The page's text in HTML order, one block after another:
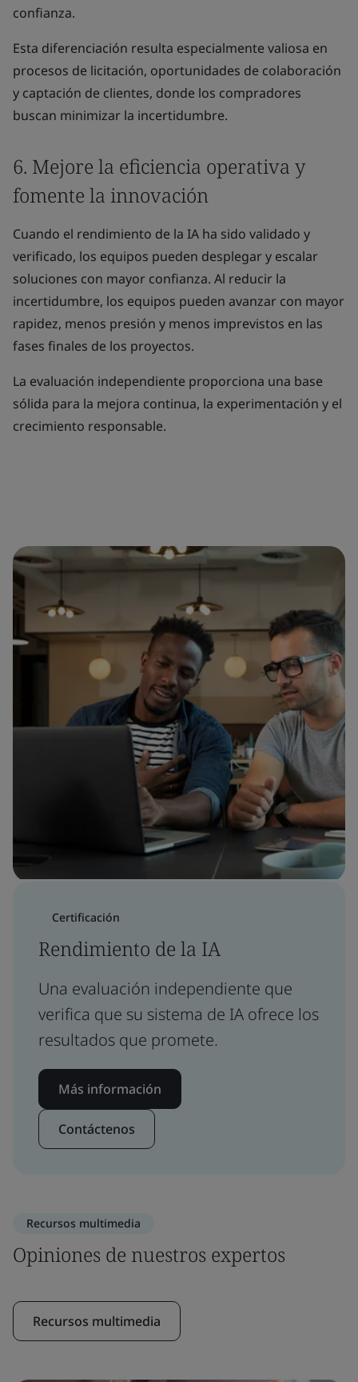
confianza.
Esta diferenciación resulta especialmente valiosa en
procesos de licitación, oportunidades de colaboración
y captación de clientes, donde los compradores
buscan minimizar la incertidumbre.
6. Mejore la eficiencia operativa y
fomente la innovación
Cuando el rendimiento de la IA ha sido validado y
verificado, los equipos pueden desplegar y escalar
soluciones con mayor confianza. Al reducir la
incertidumbre, los equipos pueden avanzar con mayor
rapidez, menos presión y menos imprevistos en las
fases finales de los proyectos.
La evaluación independiente proporciona una base
sólida para la mejora continua, la experimentación y el
crecimiento responsable.
Certificación
Rendimiento de la IA
Una evaluación independiente que
verifica que su sistema de IA ofrece los
resultados que promete.
Más información
Contáctenos
Recursos multimedia
Opiniones de nuestros expertos
Recursos multimedia